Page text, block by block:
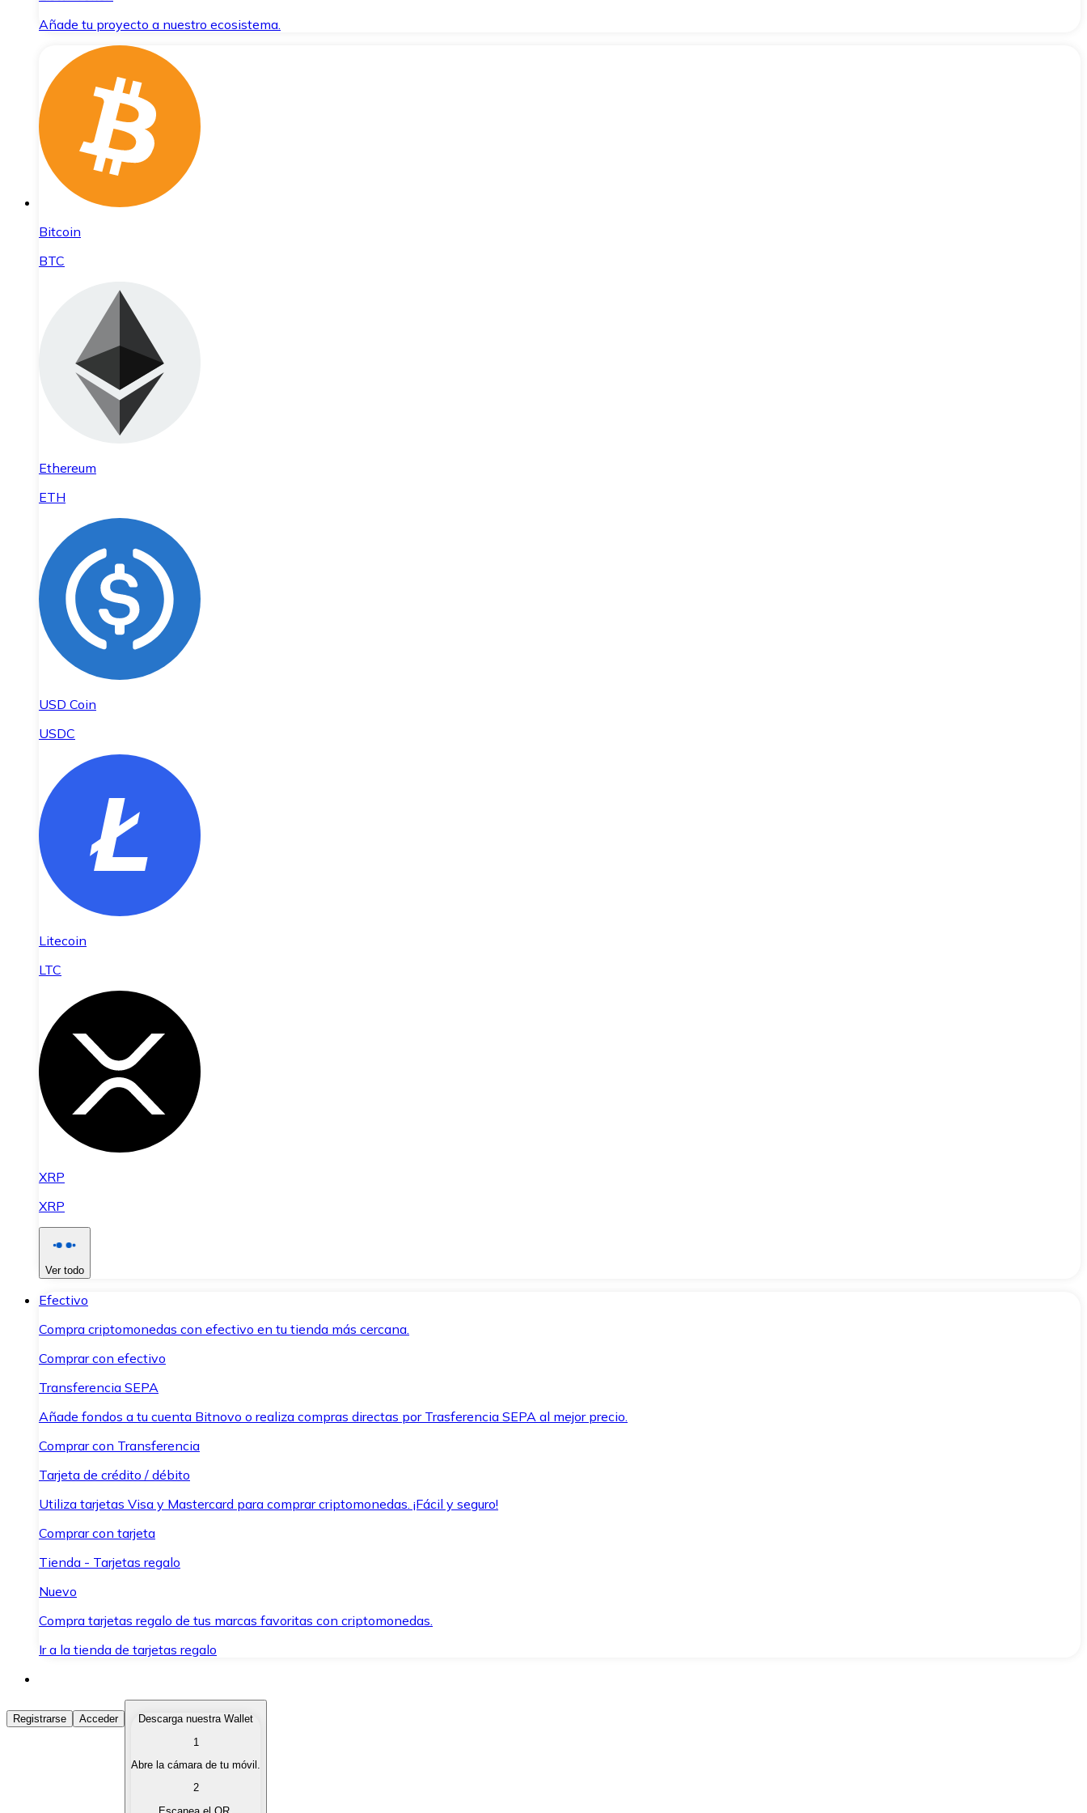
Añade tu proyecto a nuestro ecosistema.
Bitcoin
BTC
Ethereum
ETH
USD Coin
USDC
Litecoin
LTC
XRP
XRP
Ver todo
Efectivo
Compra criptomonedas con efectivo en tu tienda más cercana.
Comprar con efectivo
Transferencia SEPA
Añade fondos a tu cuenta Bitnovo o realiza compras directas por Trasferencia SEPA al mejor precio.
Comprar con Transferencia
Tarjeta de crédito / débito
Utiliza tarjetas Visa y Mastercard para comprar criptomonedas. ¡Fácil y seguro!
Comprar con tarjeta
Tienda - Tarjetas regalo
Nuevo
Compra tarjetas regalo de tus marcas favoritas con criptomonedas.
Ir a la tienda de tarjetas regalo
Comprar Criptomonedas
Compra criptomonedas con diferentes métodos de pago.
Vende tus criptomonedas de forma rápida y segura.
Registrarse Acceder
Descarga nuestra Wallet
1
Abre la cámara de tu móvil.
2